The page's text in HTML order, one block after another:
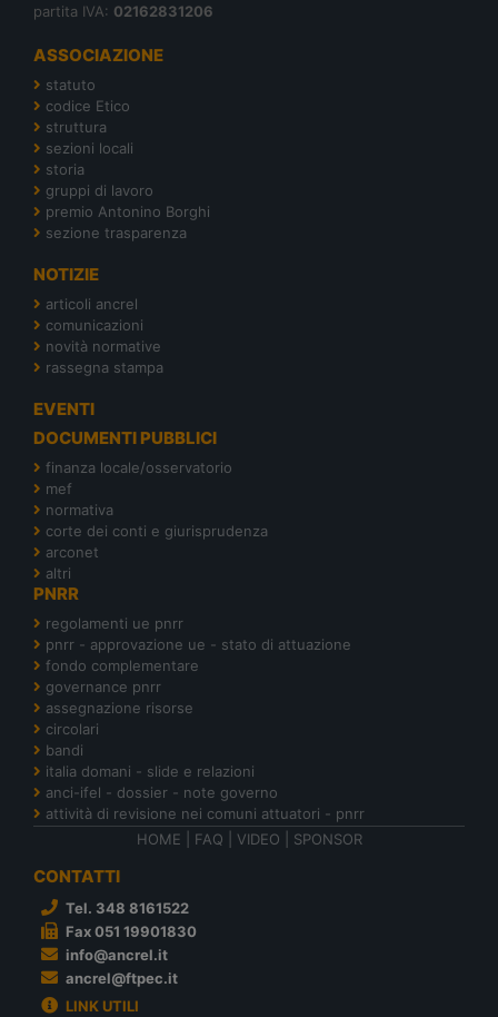
partita IVA: 02162831206
ASSOCIAZIONE
statuto
codice Etico
struttura
sezioni locali
storia
gruppi di lavoro
premio Antonino Borghi
sezione trasparenza
NOTIZIE
articoli ancrel
comunicazioni
novità normative
rassegna stampa
EVENTI
DOCUMENTI PUBBLICI
finanza locale/osservatorio
mef
normativa
corte dei conti e giurisprudenza
arconet
altri
PNRR
regolamenti ue pnrr
pnrr - approvazione ue - stato di attuazione
fondo complementare
governance pnrr
assegnazione risorse
circolari
bandi
italia domani - slide e relazioni
anci-ifel - dossier - note governo
attività di revisione nei comuni attuatori - pnrr
HOME
FAQ VIDEO SPONSOR
CONTATTI
Tel. 348 8161522
Fax 051 19901830
info@ancrel.it
ancrel@ftpec.it
LINK UTILI